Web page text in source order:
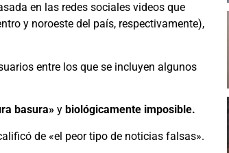
en las redes sociales videos que
y noroeste del país, respectivamente),
entre los que se incluyen algunos
basura» y biológicamente imposible.
de «el peor tipo de noticias falsas».